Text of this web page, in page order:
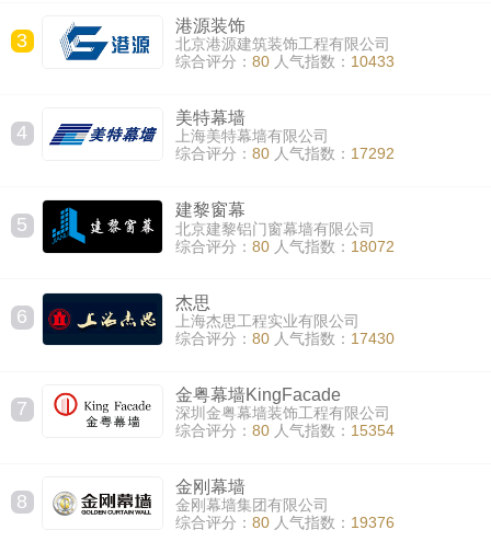
3
港源装饰
北京港源建筑装饰工程有限公司
综合评分： 80 人气指数： 10433
4
美特幕墙
上海美特幕墙有限公司
综合评分： 80 人气指数： 17292
5
建黎窗幕
北京建黎铝门窗幕墙有限公司
综合评分： 80 人气指数： 18072
6
杰思
上海杰思工程实业有限公司
综合评分： 80 人气指数： 17430
7
金粤幕墙KingFacade
深圳金粤幕墙装饰工程有限公司
综合评分： 80 人气指数： 15354
8
金刚幕墙
金刚幕墙集团有限公司
综合评分： 80 人气指数： 19376